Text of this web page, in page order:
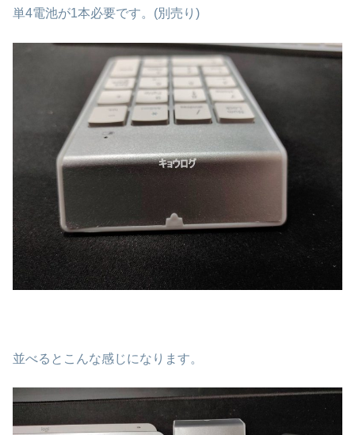
単4電池が1本必要です。(別売り)
並べるとこんな感じになります。